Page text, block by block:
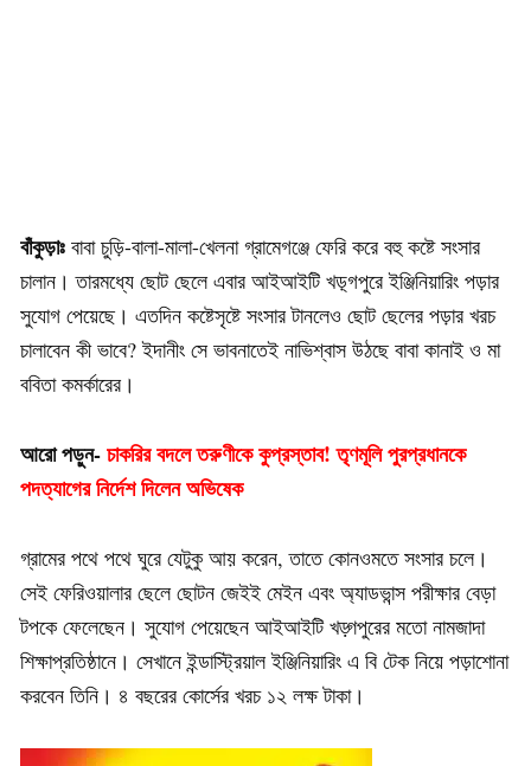
বাঁকুড়াঃ বাবা চুড়ি-বালা-মালা-খেলনা গ্রামেগঞ্জে ফেরি করে বহু কষ্টে সংসার
চালান। তারমধ্যে ছোট ছেলে এবার আইআইটি খড়্গপুরে ইঞ্জিনিয়ারিং পড়ার
সুযোগ পেয়েছে। এতদিন কষ্টেসৃষ্টে সংসার টানলেও ছোট ছেলের পড়ার খরচ
চালাবেন কী ভাবে? ইদানীং সে ভাবনাতেই নাভিশ্বাস উঠছে বাবা কানাই ও মা
ববিতা কমর্কারের।
আরো পড়ুন-চাকরির বদলে তরুণীকে কুপ্রস্তাব! তৃণমূলি পুরপ্রধানকে
পদত্যাগের নির্দেশ দিলেন অভিষেক
গ্রামের পথে পথে ঘুরে যেটুকু আয় করেন, তাতে কোনওমতে সংসার চলে।
সেই ফেরিওয়ালার ছেলে ছোটন জেইই মেইন এবং অ্যাডভান্স পরীক্ষার বেড়া
টপকে ফেলেছেন। সুযোগ পেয়েছেন আইআইটি খড়্গপুরের মতো নামজাদা
শিক্ষাপ্রতিষ্ঠানে। সেখানে ইন্ডাস্ট্রিয়াল ইঞ্জিনিয়ারিং এ বি টেক নিয়ে পড়াশোনা
করবেন তিনি। ৪ বছরের কোর্সের খরচ ১২ লক্ষ টাকা।